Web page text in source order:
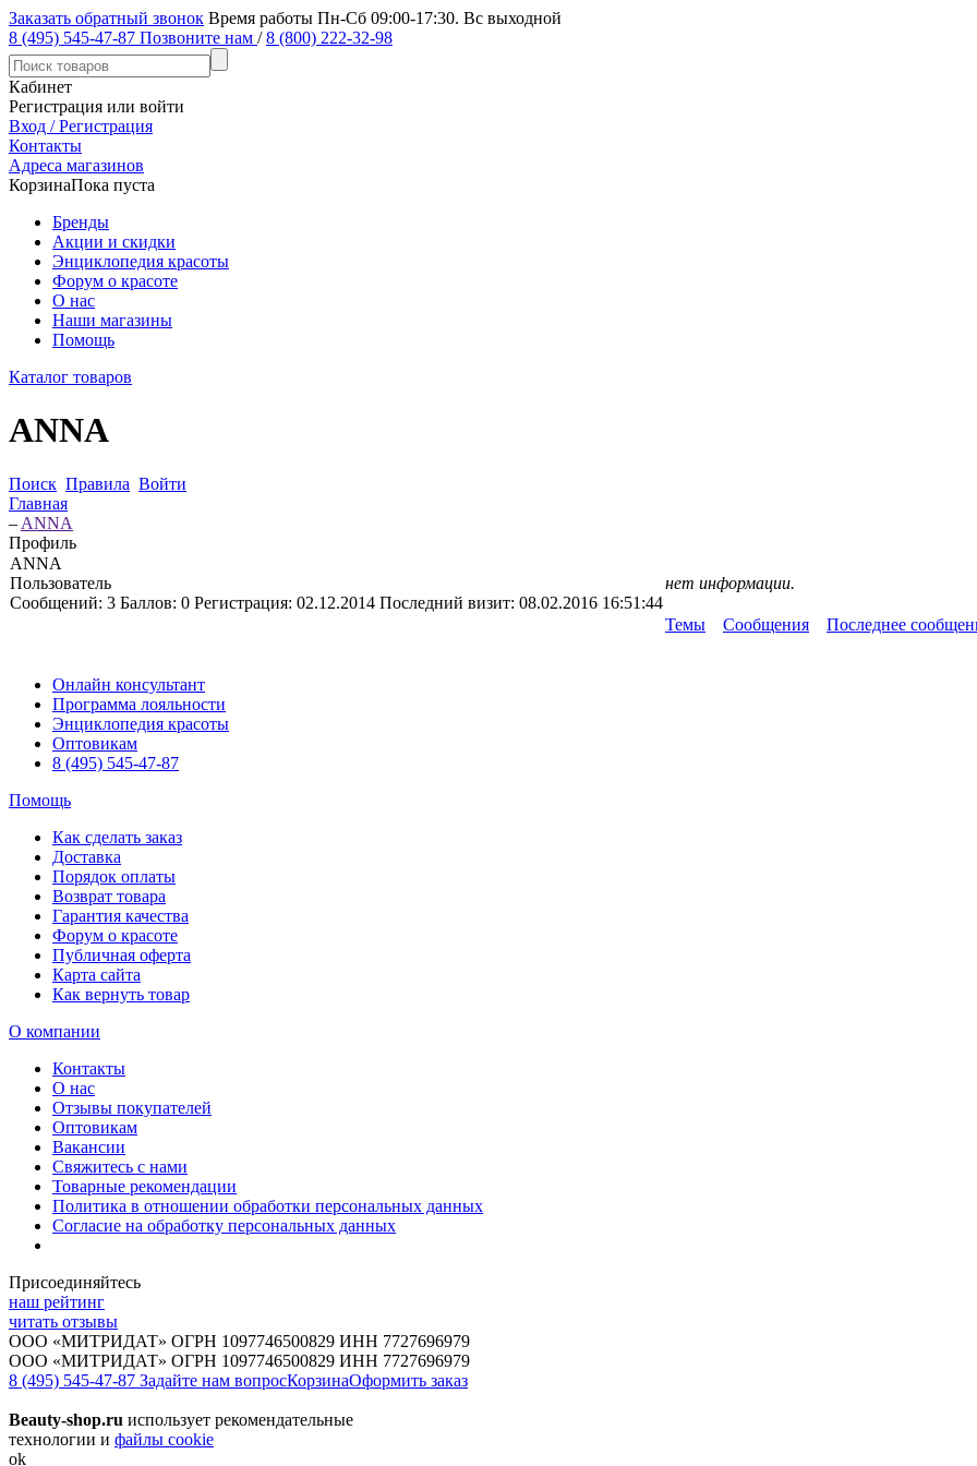
Заказать обратный звонок Время работы Пн-Сб 09:00-17:30. Вс выходной
8 (495) 545-47-87 Позвоните нам / 8 (800) 222-32-98
Кабинет
Регистрация или войти
Вход / Регистрация
Контакты
Адреса магазинов
КорзинаПока пуста
Бренды
Акции и скидки
Энциклопедия красоты
Форум о красоте
О нас
Наши магазины
Помощь
Каталог товаров
ANNA
Поиск Правила Войти
Главная
– ANNA
Профиль
ANNA
Пользователь
Сообщений: 3 Баллов: 0 Регистрация: 02.12.2014 Последний визит: 08.02.2016 16:51:44
нет информации.
Темы Сообщения Последнее
Онлайн консультант
Программа лояльности
Энциклопедия красоты
Оптовикам
8 (495) 545-47-87
Помощь
Как сделать заказ
Доставка
Порядок оплаты
Возврат товара
Гарантия качества
Форум о красоте
Публичная оферта
Карта сайта
Как вернуть товар
О компании
Контакты
О нас
Отзывы покупателей
Оптовикам
Вакансии
Свяжитесь с нами
Товарные рекомендации
Политика в отношении обработки персональных данных
Согласие на обработку персональных данных
Присоединяйтесь
наш рейтинг
читать отзывы
ООО «МИТРИДАТ» ОГРН 1097746500829 ИНН 7727696979
ООО «МИТРИДАТ» ОГРН 1097746500829 ИНН 7727696979
8 (495) 545-47-87 Задайте нам вопросКорзинаОформить заказ
Beauty-shop.ru использует рекомендательные
технологии и файлы cookie
ok